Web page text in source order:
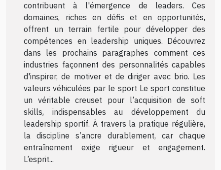
contribuent à l'émergence de leaders. Ces
domaines, riches en défis et en opportunités,
offrent un terrain fertile pour développer des
compétences en leadership uniques. Découvrez
dans les prochains paragraphes comment ces
industries façonnent des personnalités capables
d'inspirer, de motiver et de diriger avec brio. Les
valeurs véhiculées par le sport Le sport constitue
un véritable creuset pour l’acquisition de soft
skills, indispensables au développement du
leadership sportif. À travers la pratique régulière,
la discipline s’ancre durablement, car chaque
entraînement exige rigueur et engagement.
L’esprit...